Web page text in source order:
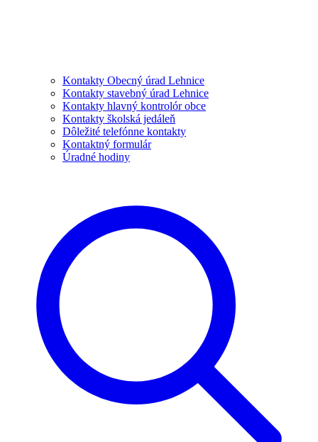
Kontakty Obecný úrad Lehnice
Kontakty stavebný úrad Lehnice
Kontakty hlavný kontrolór obce
Kontakty školská jedáleň
Dôležité telefónne kontakty
Kontaktný formulár
Úradné hodiny